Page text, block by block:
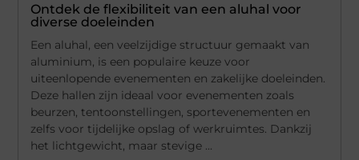
Ontdek de flexibiliteit van een aluhal voor
diverse doeleinden
Een aluhal, een veelzijdige structuur gemaakt van
aluminium, is een populaire keuze voor
uiteenlopende evenementen en zakelijke doeleinden.
Deze hallen zijn ideaal voor evenementen zoals
beurzen, tentoonstellingen, sportevenementen en
zelfs voor tijdelijke opslag of werkruimtes. Dankzij
het lichtgewicht, maar stevige ...